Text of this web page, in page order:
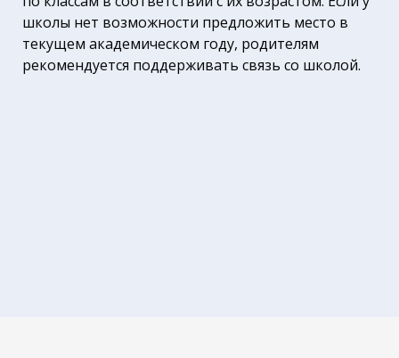
школы нет возможности предложить место в
текущем академическом году, родителям
рекомендуется поддерживать связь со школой.